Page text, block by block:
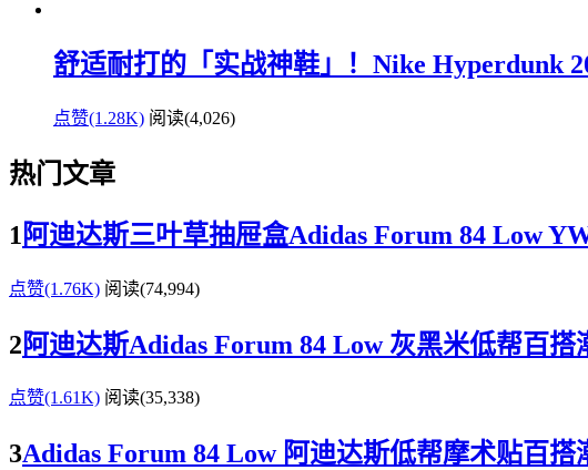
舒适耐打的「实战神鞋」！Nike Hyperdunk
点赞(1.28K) 阅读(4,026)
热门文章
1 阿迪达斯三叶草抽屉盒Adidas Forum 84 Low
点赞(1.76K) 阅读(74,994)
2阿迪达斯Adidas Forum 84 Low 灰黑米低帮百
点赞(1.61K) 阅读(35,338)
3Adidas Forum 84 Low 阿迪达斯低帮摩术贴百搭